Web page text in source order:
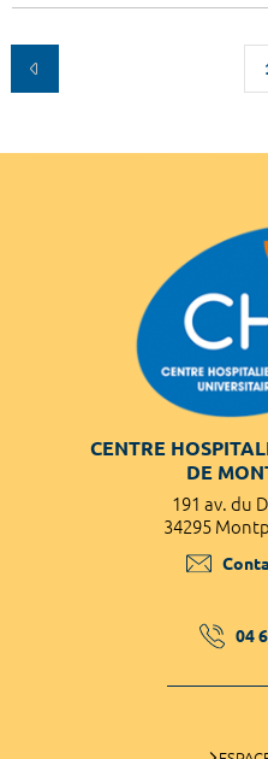
CENTRE
DE
191 av. du
34295
04